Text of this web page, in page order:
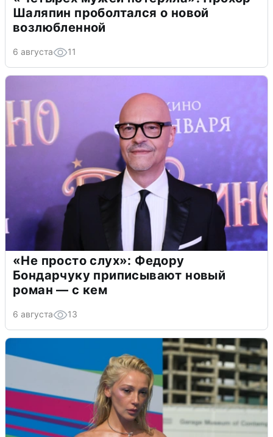
Шаляпин проболтался о новой
возлюбленной
6 августа 11
«Не просто слух»: Федору
Бондарчуку приписывают новый
роман — с кем
6 августа 13